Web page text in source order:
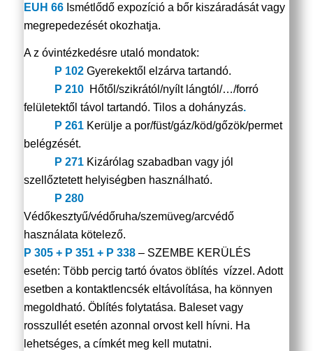
EUH 66Ismétlődő expozíció a bőr kiszáradását vagy
megrepedezését okozhatja.
A z óvintézkedésre utaló mondatok:
P 102 Gyerekektől elzárva tartandó.
P 210 Hőtől/szikrától/nyílt lángtól/…/forró
felületektől távol tartandó. Tilos a dohányzás.
P 261 Kerülje a por/füst/gáz/köd/gőzök/permet
belégzését.
P 271 Kizárólag szabadban vagy jól
szellőztetett helyiségben használható.
P 280
Védőkesztyű/védőruha/szemüveg/arcvédő
használata kötelező.
P 305 + P 351 + P 338– SZEMBE KERÜLÉS
esetén: Több percig tartó óvatos öblítés vízzel. Adott
esetben a kontaktlencsék eltávolítása, ha könnyen
megoldható. Öblítés folytatása. Baleset vagy
rosszullét esetén azonnal orvost kell hívni. Ha
lehetséges, a címkét meg kell mutatni.